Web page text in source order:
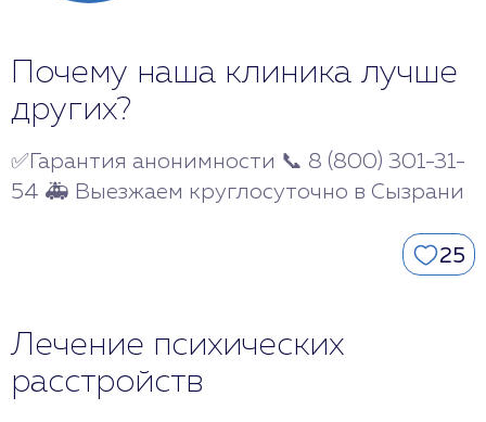
Почему наша клиника лучше
других?
✅Гарантия анонимности 📞 8 (800) 301-31-
54 🚑 Выезжаем круглосуточно в Сызрани
25
Лечение психических
расстройств